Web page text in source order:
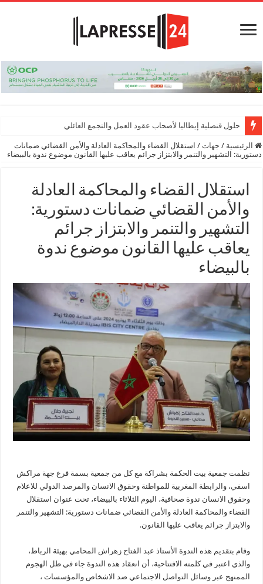
حلول قنصلية إيطاليا لأصحاب عقود العمل والتجمع العائلي
الرئيسية / جهات / استقلال القضاء والمحاكمة العادلة والأمن القضائي ضمانات
دستورية: التشهير والتنمر والابتزاز جرائم يعاقب عليها القانون موضوع ندوة بالبيضاء
استقلال القضاء والمحاكمة العادلة
والأمن القضائي ضمانات دستورية:
التشهير والتنمر والابتزاز جرائم
يعاقب عليها القانون موضوع ندوة
بالبيضاء
نظمت جمعية بيت الحكمة بشراكة مع كل من جمعية بسمة فرع جهة مراكش
اسفي، والرابطة المغربية للمواطنة وحقوق الانسان والمرصد الدولي للاعلام
وحقوق الانسان ندوة صحافية، اليوم الثلاثاء بالبيضاء، تحت عنوان استقلال
القضاء والمحاكمة العادلة والأمن القضائي ضمانات دستورية: التشهير والتنمر
والابتزاز جرائم يعاقب عليها القانون.
وقام بتقديم هذه الندوة الأستاذ عبد الفتاح زهراش المحامي بهيئة الرباط،
والذي اعتبر في كلمته الافتتاحية، أن انعقاد هذه الندوة جاء في ظل الهجوم
الممنهج عبر وسائل التواصل الاجتماعي ضد الاشخاص والمؤسسات ،